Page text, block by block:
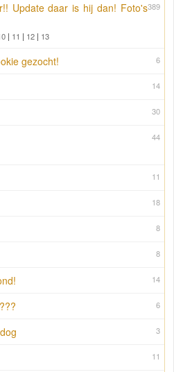
389
Update daar is hij dan! Foto's
| 11 | 12 | 13
6
gezocht!
14
30
44
11
18
8
8
14
6
3
11